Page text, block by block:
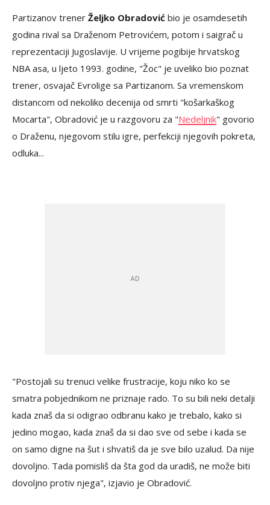
Partizanov trener Željko Obradović bio je osamdesetih
godina rival sa Draženom Petrovićem, potom i saigrač u
reprezentaciji Jugoslavije. U vrijeme pogibije hrvatskog
NBA asa, u ljeto 1993. godine, "Žoc" je uveliko bio poznat
trener, osvajač Evrolige sa Partizanom. Sa vremenskom
distancom od nekoliko decenija od smrti "košarkaškog
Mocarta", Obradović je u razgovoru za "Nedeljnik" govorio
o Draženu, njegovom stilu igre, perfekciji njegovih pokreta,
odluka...
"Postojali su trenuci velike frustracije, koju niko ko se
smatra pobjednikom ne priznaje rado. To su bili neki detalji
kada znaš da si odigrao odbranu kako je trebalo, kako si
jedino mogao, kada znaš da si dao sve od sebe i kada se
on samo digne na šut i shvatiš da je sve bilo uzalud. Da nije
dovoljno. Tada pomisliš da šta god da uradiš, ne može biti
dovoljno protiv njega", izjavio je Obradović.